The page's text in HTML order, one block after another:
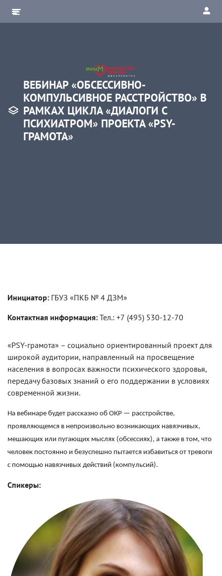
ВЕБИНАР «ОБСЕССИВНО-
КОМПУЛЬСИВНОЕ РАССТРОЙСТВО» В
РАМКАХ ЦИКЛА «ДИАЛОГИ С
ПСИХИАТРОМ» ПРОЕКТА «PSY-
ГРАМОТА»
Инициатор: ГБУЗ «ПКБ № 4 ДЗМ»
Контактная информация: Тел.: +7 (495) 530-12-70
«PSY-грамота» – социально ориентированный проект для
широкой аудитории, направленный на просвещение
населения в вопросах важности психического здоровья,
передачу базовых знаний о его поддержании в условиях
современной жизни.
На вебинаре будет рассказно об ОКР — расстройстве,
проявляющемся в непроизвольно возникающих навязчивых,
мешающих или пугающих мыслях (обсессиях), а также в том, что
человек постоянно и безуспешно пытается избавиться от тревоги
с помощью навязчивых действий (компульсий).
Спикеры: